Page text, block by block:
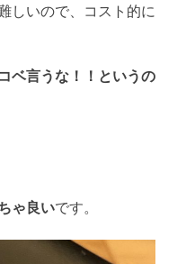
しいので、コスト的に
ベ言うな！！というの
ゃ良いです。